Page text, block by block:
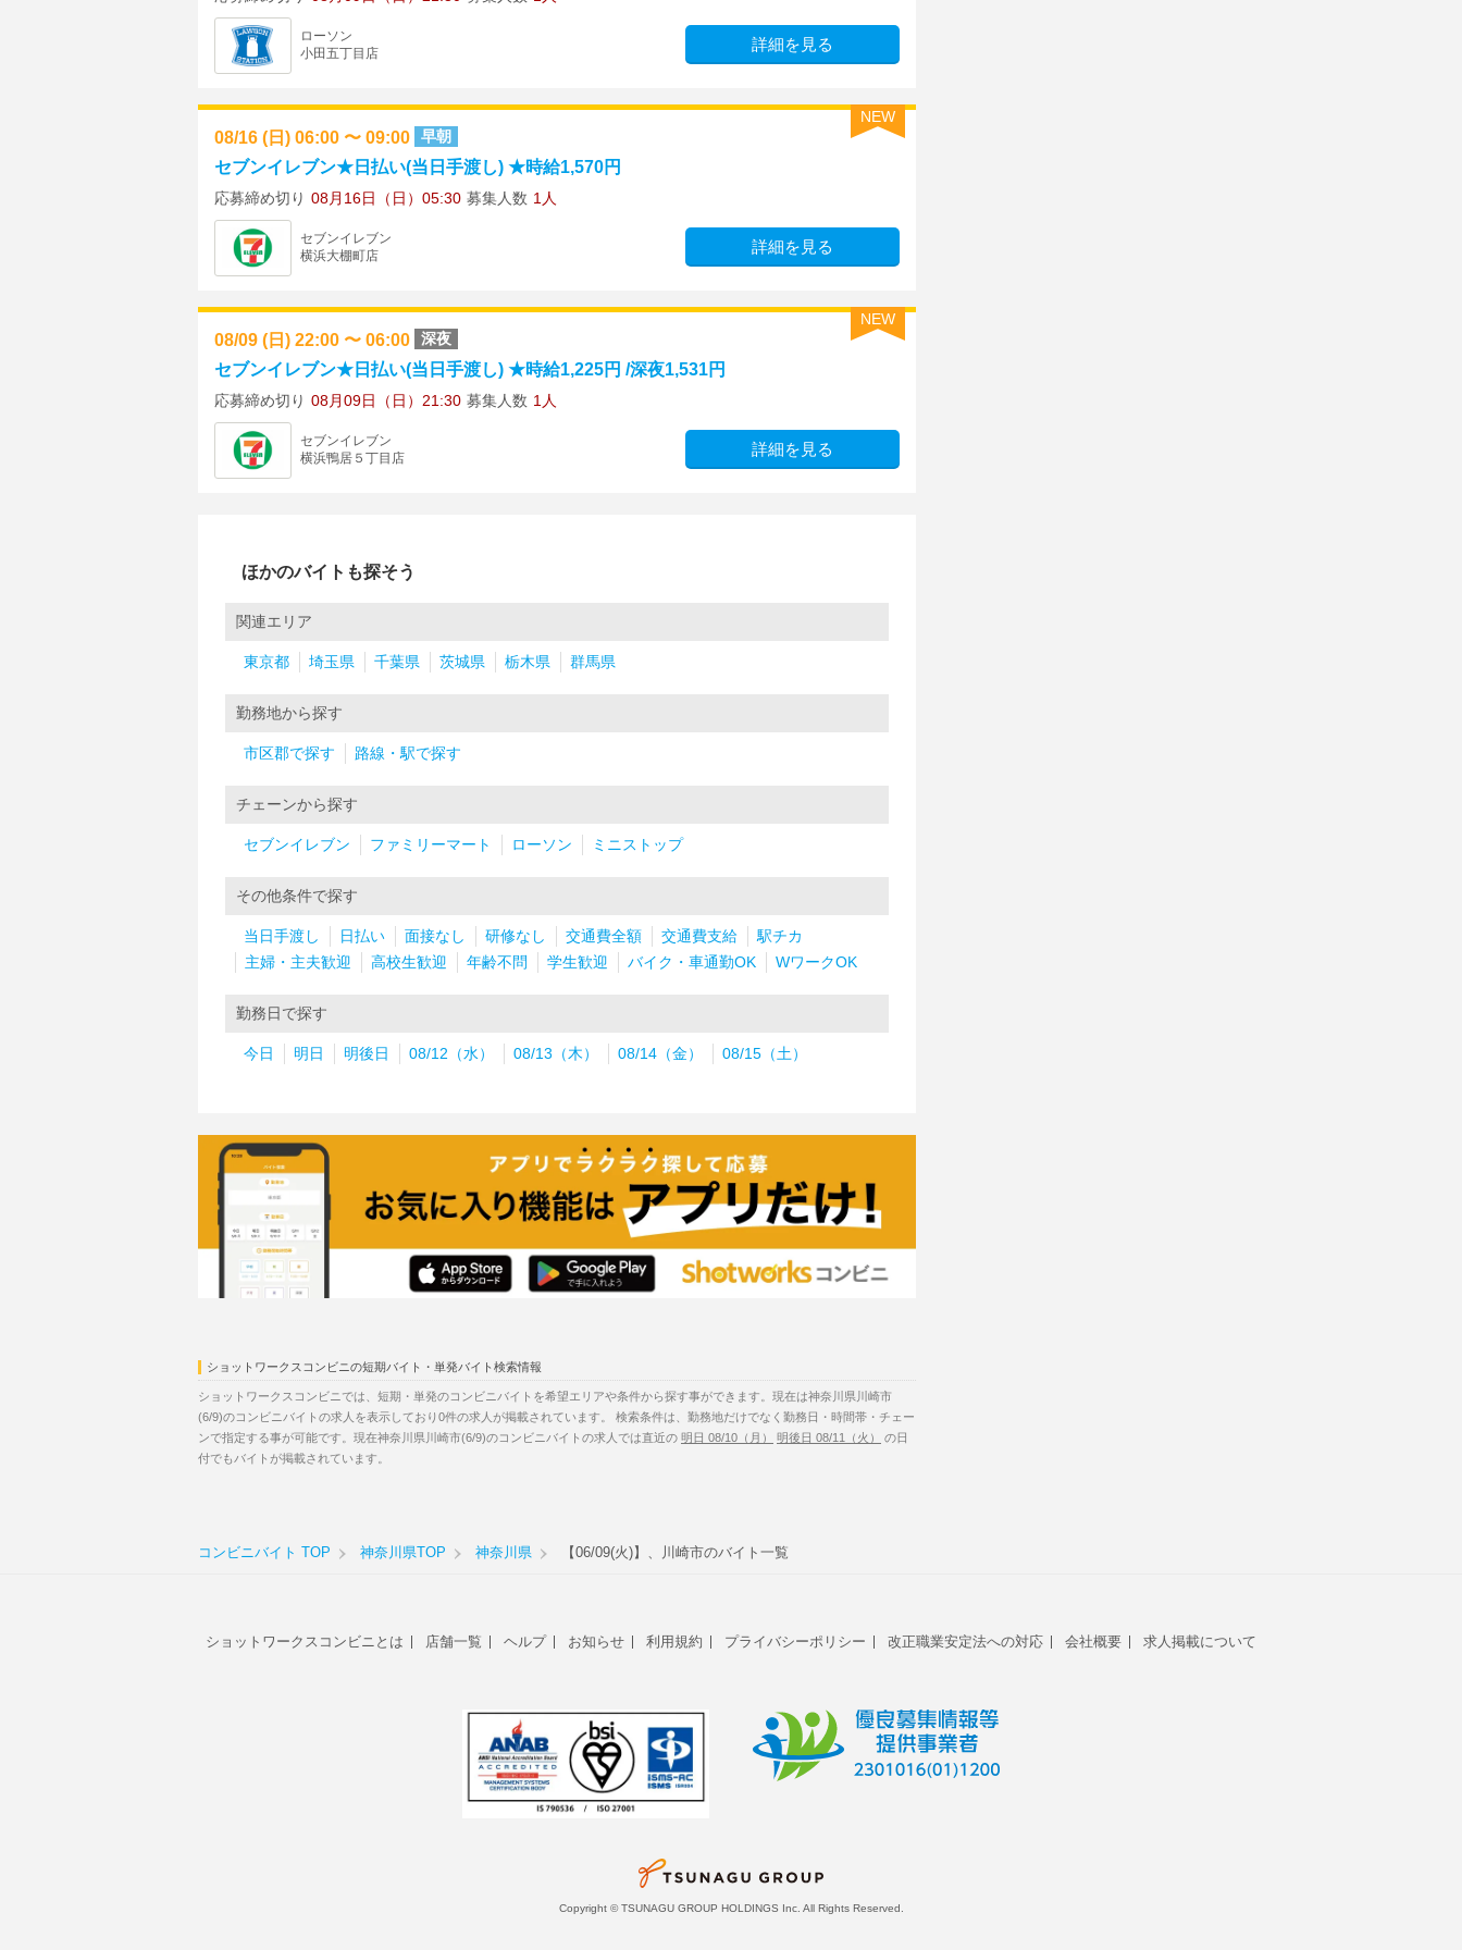
ローソン
小田五丁目店
詳細を見る
NEW
08/16 (日) 06:00 〜 09:00 早朝
セブンイレブン★日払い(当日手渡し) ★時給1,570円
応募締め切り 08月16日（日）05:30 募集人数 1人
セブンイレブン
横浜大棚町店
詳細を見る
NEW
08/09 (日) 22:00 〜 06:00 深夜
セブンイレブン★日払い(当日手渡し) ★時給1,225円 /深夜1,531円
応募締め切り 08月09日（日）21:30 募集人数 1人
セブンイレブン
横浜鴨居５丁目店
詳細を見る
ほかのバイトも探そう
関連エリア
東京都 埼玉県 千葉県 茨城県 栃木県 群馬県
勤務地から探す
市区郡で探す 路線・駅で探す
チェーンから探す
セブンイレブン ファミリーマート ローソン ミニストップ
その他条件で探す
当日手渡し 日払い 面接なし 研修なし 交通費全額 交通費支給
駅チカ
主婦・主夫歓迎
高校生歓迎 年齢不問 学生歓迎 バイク・車通勤OK WワークOK
勤務日で探す
今日 明日 明後日 08/12（水） 08/13（木） 08/14（金） 08/15（土）
ショットワークスコンビニの短期バイト・単発バイト検索情報
ショットワークスコンビニでは、短期・単発のコンビニバイトを希望エリアや条件から探す事ができます。現在は神奈川県川崎市
(6/9)のコンビニバイトの求人を表示しており0件の求人が掲載されています。 検索条件は、勤務地だけでなく勤務日・時間帯・チェー
ンで指定する事が可能です。現在神奈川県川崎市(6/9)のコンビニバイトの求人では直近の 明日 08/10（月） 明後日 08/11（火）
の日
付でもバイトが掲載されています。
コンビニバイト TOP 神奈川県TOP 神奈川県 【06/09(火)】、川崎市のバイト一覧
ショットワークスコンビニとは 店舗一覧 ヘルプ お知らせ 利用規約 プライバシーポリシー 改正職業安定法への対応 会社概要 求人掲載について
Copyright © TSUNAGU GROUP HOLDINGS Inc. All Rights Reserved.